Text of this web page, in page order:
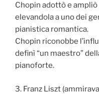
Chopin adottò e
elevandola a uno dei
pianistica romantica.
Chopin riconobbe
definì “un maestro”
pianoforte.
3. Franz Liszt